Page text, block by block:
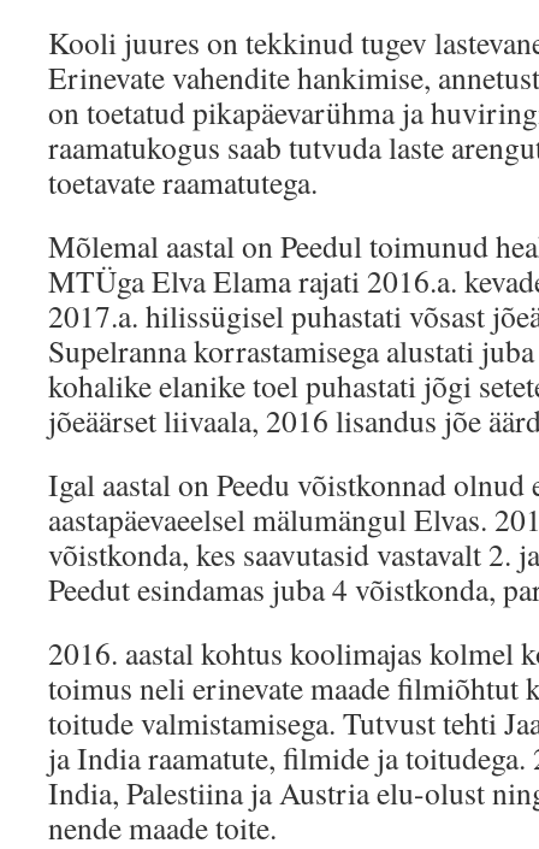
Kooli juures on tekkinud tugev
Erinevate vahendite hankimise,
on toetatud pikapäevarühma ja
raamatukogus saab tutvuda laste
toetavate raamatutega.
Mõlemal aastal on Peedul toimunud
MTÜga Elva Elama rajati 2016.a.
2017.a. hilissügisel puhastati võsast
Supelranna korrastamisega alustati
kohalike elanike toel puhastati jõgi
jõeäärset liivaala, 2016 lisandus jõe
Igal aastal on Peedu võistkonnad olnud
aastapäevaeelsel mälumängul Elvas.
võistkonda, kes saavutasid vastavalt 2.
Peedut esindamas juba 4 võistkonda,
2016. aastal kohtus koolimajas kolmel
toimus neli erinevate maade filmiõhtut
toitude valmistamisega. Tutvust tehti
ja India raamatute, filmide ja
India, Palestiina ja Austria elu-olust
nende maade toite.